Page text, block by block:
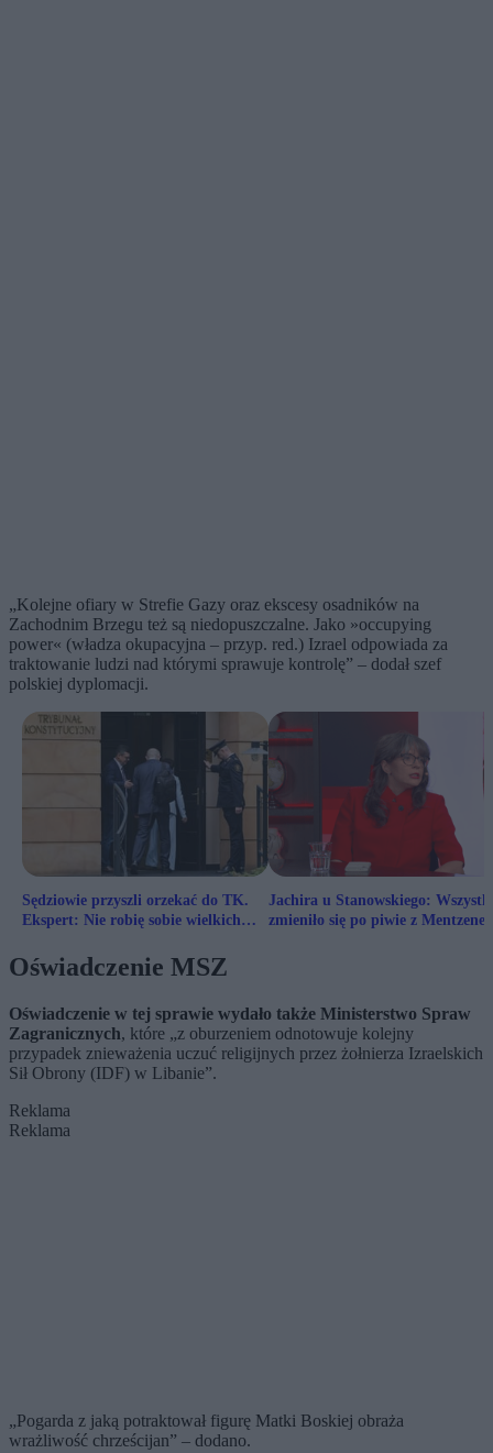
„Kolejne ofiary w Strefie Gazy oraz ekscesy osadników na
Zachodnim Brzegu też są niedopuszczalne. Jako »occupying
power« (władza okupacyjna – przyp. red.) Izrael odpowiada za
traktowanie ludzi nad którymi sprawuje kontrolę” – dodał szef
polskiej dyplomacji.
Sędziowie przyszli orzekać do TK.
Ekspert: Nie robię sobie wielkich
Jachira u Stanowskiego:
zmieniło się po piwie z
Oświadczenie MSZ
Oświadczenie w tej sprawie wydało także Ministerstwo Spraw
Zagranicznych, które „z oburzeniem odnotowuje kolejny
przypadek znieważenia uczuć religijnych przez żołnierza Izraelskich
Sił Obrony (IDF) w Libanie”.
Reklama
Reklama
„Pogarda z jaką potraktował figurę Matki Boskiej obraża
wrażliwość chrześcijan” – dodano.